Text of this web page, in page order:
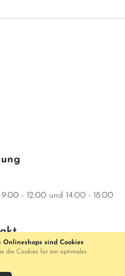
Onlineshops sind Cookies
die Cookies für ein optimales
- 12:00 und 14:00 - 18:00